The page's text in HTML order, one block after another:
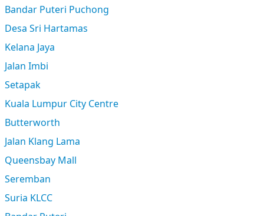
Bandar Puteri Puchong
Desa Sri Hartamas
Kelana Jaya
Jalan Imbi
Setapak
Kuala Lumpur City Centre
Butterworth
Jalan Klang Lama
Queensbay Mall
Seremban
Suria KLCC